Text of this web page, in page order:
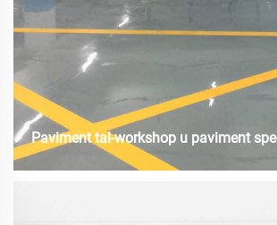
Paviment tal-workshop u paviment
Il-biżut tal-murtar tal-poljuriżan huwa sistema li